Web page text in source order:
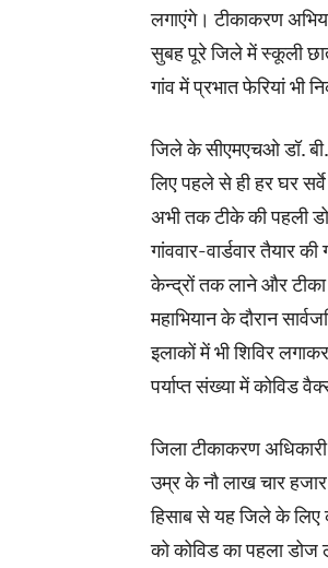
लगाएंगे। टीकाकरण
सुबह पूरे जिले में स्कूली
गांव में प्रभात फेरियां भी
जिले के सीएमएचओ डॉ. बी.
लिए पहले से ही हर घर
अभी तक टीके की पहली
गांववार-वार्डवार तैयार
केन्द्रों तक लाने और
महाभियान के दौरान
इलाकों में भी शिविर
पर्याप्त संख्या में कोविड
जिला टीकाकरण
उम्र के नौ लाख चार
हिसाब से यह जिले के लिए
को कोविड का पहला डोज